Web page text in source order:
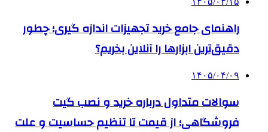
راهنمای جامع خرید تجهیزات اندازه گیری؛ چطور
دقیق‌ترین ابزارها را آنلاین بخریم؟
۱۴۰۵/۰۴/۰۹
سوالات متداول درباره خرید و نصب گیت
فروشگاهی؛ از قیمت تا تنظیم حساسیت و علت